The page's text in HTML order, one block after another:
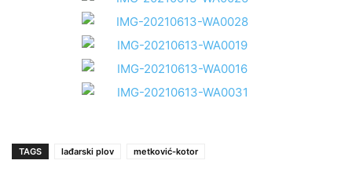
TAGS lađarski plov metković-kotor